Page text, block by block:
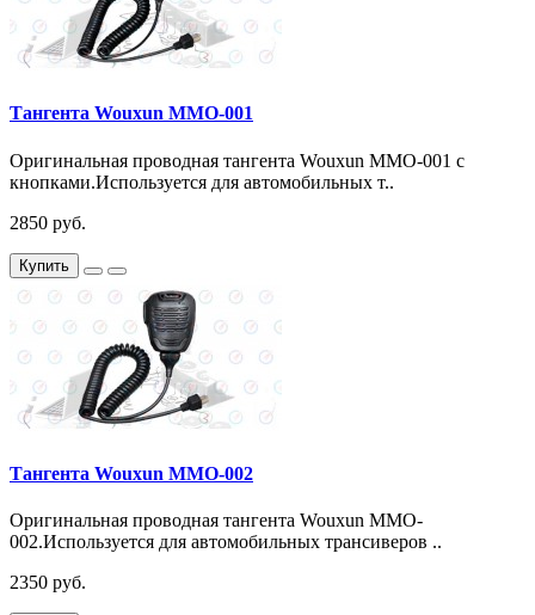
Тангента Wouxun MMO-001
Оригинальная проводная тангента Wouxun MMO-001 с
кнопками.Используется для автомобильных т..
2850 руб.
Купить
Тангента Wouxun MMO-002
Оригинальная проводная тангента Wouxun MMO-
002.Используется для автомобильных трансиверов ..
2350 руб.